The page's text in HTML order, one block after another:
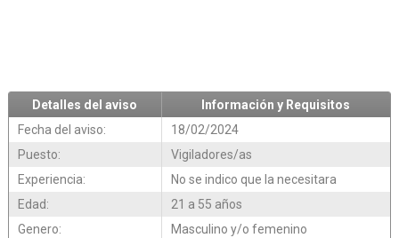
Detalles del aviso
Información y Requisitos
Fecha del aviso:
18/02/2024
Puesto:
Vigiladores/as
Experiencia:
No se indico que la necesitara
Edad:
21 a 55 años
Genero:
Masculino y/o femenino